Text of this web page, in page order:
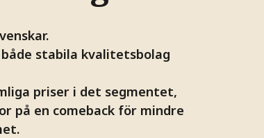
stabila kvalitetsbolag
priser i det segmentet,
på en comeback för mindre